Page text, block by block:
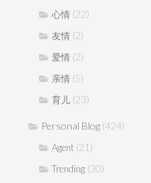
心情 (22)
友情 (2)
爱情 (2)
亲情 (5)
育儿 (23)
Personal Blog (424)
Agent (21)
Trending (30)